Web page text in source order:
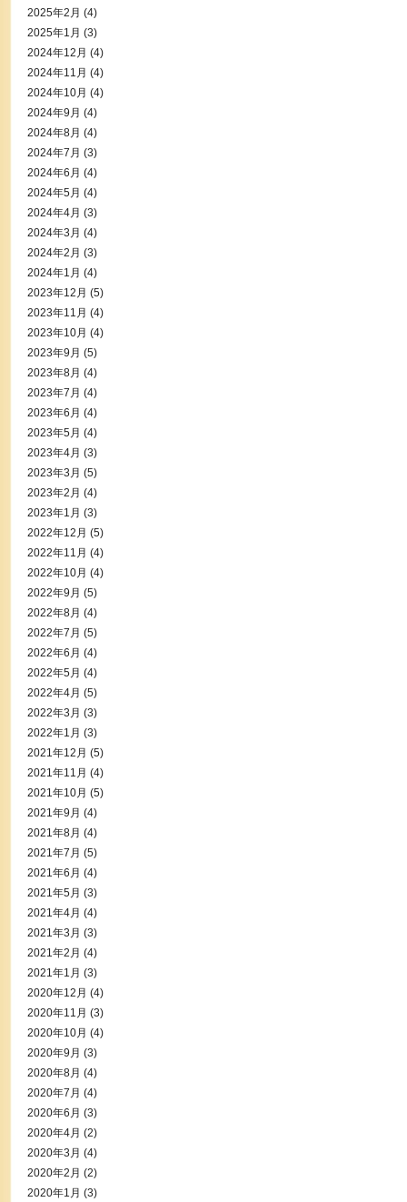
2025年2月 (4)
2025年1月 (3)
2024年12月 (4)
2024年11月 (4)
2024年10月 (4)
2024年9月 (4)
2024年8月 (4)
2024年7月 (3)
2024年6月 (4)
2024年5月 (4)
2024年4月 (3)
2024年3月 (4)
2024年2月 (3)
2024年1月 (4)
2023年12月 (5)
2023年11月 (4)
2023年10月 (4)
2023年9月 (5)
2023年8月 (4)
2023年7月 (4)
2023年6月 (4)
2023年5月 (4)
2023年4月 (3)
2023年3月 (5)
2023年2月 (4)
2023年1月 (3)
2022年12月 (5)
2022年11月 (4)
2022年10月 (4)
2022年9月 (5)
2022年8月 (4)
2022年7月 (5)
2022年6月 (4)
2022年5月 (4)
2022年4月 (5)
2022年3月 (3)
2022年1月 (3)
2021年12月 (5)
2021年11月 (4)
2021年10月 (5)
2021年9月 (4)
2021年8月 (4)
2021年7月 (5)
2021年6月 (4)
2021年5月 (3)
2021年4月 (4)
2021年3月 (3)
2021年2月 (4)
2021年1月 (3)
2020年12月 (4)
2020年11月 (3)
2020年10月 (4)
2020年9月 (3)
2020年8月 (4)
2020年7月 (4)
2020年6月 (3)
2020年4月 (2)
2020年3月 (4)
2020年2月 (2)
2020年1月 (3)